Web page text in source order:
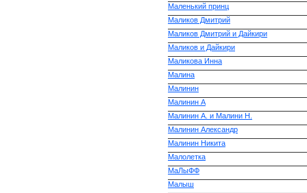
Маленький принц
Маликов Дмитрий
Маликов Дмитрий и Дайкири
Маликов и Дайкири
Маликова Инна
Малина
Малинин
Малинин А
Малинин А. и Малини Н.
Малинин Александр
Малинин Никита
Малолетка
МаЛыФФ
Малыш